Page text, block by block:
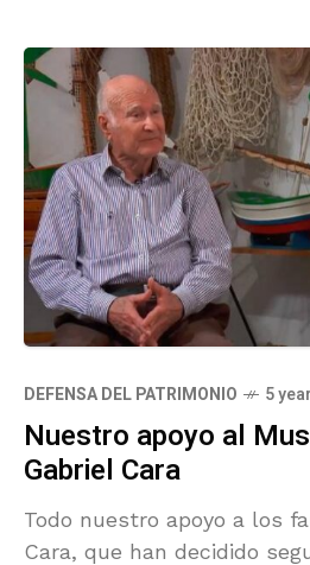
DEFENSA DEL PATRIMONIO 5
Nuestro apoyo al
Gabriel Cara
Todo nuestro apoyo a los
Cara, que han decidido